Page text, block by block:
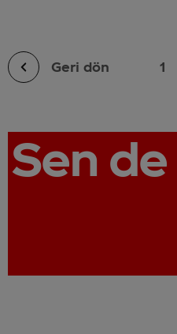
Geri dön 1
Sen de